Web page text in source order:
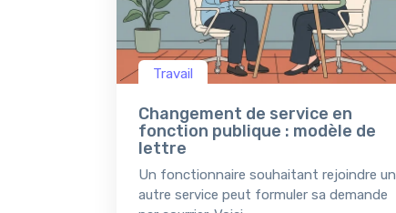
Travail
Changement de service en
fonction publique : modèle de
lettre
Un fonctionnaire souhaitant rejoindre un
autre service peut formuler sa demande